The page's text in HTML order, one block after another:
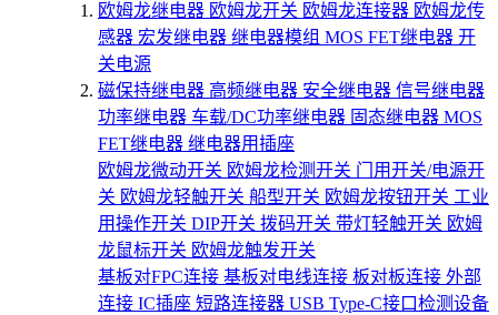
欧姆龙继电器 欧姆龙开关 欧姆龙连接器 欧姆龙传
感器 宏发继电器 继电器模组 MOS FET继电器 开
关电源
磁保持继电器 高频继电器 安全继电器 信号继电器
功率继电器 车载/DC功率继电器 固态继电器 MOS
FET继电器 继电器用插座
欧姆龙微动开关 欧姆龙检测开关 门用开关/电源开
关 欧姆龙轻触开关 船型开关 欧姆龙按钮开关 工业
用操作开关 DIP开关 拨码开关 带灯轻触开关 欧姆
龙鼠标开关 欧姆龙触发开关
基板对FPC连接 基板对电线连接 板对板连接 外部
连接 IC插座 短路连接器 USB Type-C接口检测设备